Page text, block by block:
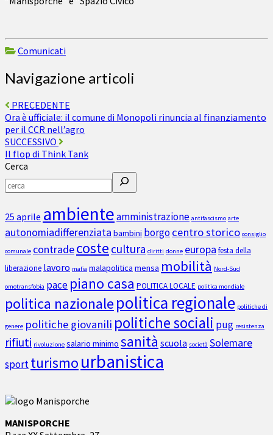
Comunicati
Navigazione articoli
PRECEDENTE
Ora è ufficiale: il comune di Monopoli rinuncia al finanziamento
per il CCR nell’agro
SUCCESSIVO
Il flop di Think Tank
Cerca
25 aprile ambienteamministrazione antifascismo arte
autonomiadifferenziata bambini borgocentro storico consiglio
comunale contradecoste cultura diritti donne europa festa della
liberazione lavoro mafia malapolitica mensa mobilità Nord-Sud
omotransfobia pace piano casa POLITICA LOCALE politica mondiale
politica nazionalepolitica regionale politiche di
genere politiche giovanili politiche sociali pug resistenza
rifiuti rivoluzione salario minimo sanità scuola società Solemare
sportturismo urbanistica
MANISPORCHE